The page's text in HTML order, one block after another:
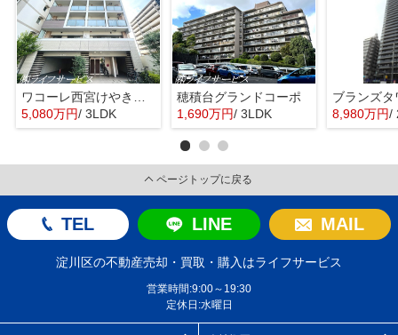
5,080万円/ 3LDK
穂積台グランドコーポ
1,690万円/ 3LDK 8,980万円/
ページトップに戻る
TEL LINE MAIL
淀川区の不動産売却・買取・購入はライフサービス
営業時間:9:00～19:30
定休日:水曜日